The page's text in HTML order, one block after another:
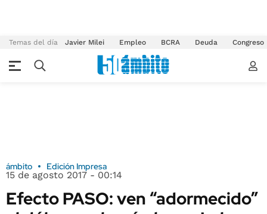
Temas del día Javier Milei Empleo BCRA Deuda Congreso
ámbito Edición Impresa
15 de agosto 2017 - 00:14
Efecto PASO: ven “adormecido”